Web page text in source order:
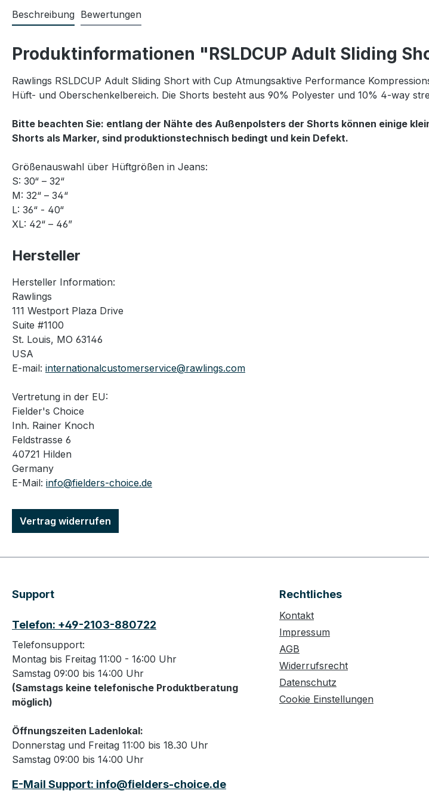
Beschreibung Bewertungen
Produktinformationen "RSLDCUP Adult Sliding
Rawlings RSLDCUP Adult Sliding Short with Cup Atmungsaktive Performance
Hüft- und Oberschenkelbereich. Die Shorts besteht aus 90% Polyester und 10% 4-way
Bitte beachten Sie: entlang der Nähte des Außenpolsters der Shorts können einige
Shorts als Marker, sind produktionstechnisch bedingt und kein Defekt.
Größenauswahl über Hüftgrößen in Jeans:
S: 30“ – 32“
M: 32“ – 34“
L: 36“ - 40“
XL: 42“ – 46”
Hersteller
Hersteller Information:
Rawlings
111 Westport Plaza Drive
Suite #1100
St. Louis, MO 63146
USA
E-mail: internationalcustomerservice@rawlings.com
Vertretung in der EU:
Fielder's Choice
Inh. Rainer Knoch
Feldstrasse 6
40721 Hilden
Germany
E-Mail: info@fielders-choice.de
Vertrag widerrufen
Support
Telefon: +49-2103-880722
Telefonsupport:
Montag bis Freitag 11:00 - 16:00 Uhr
Samstag 09:00 bis 14:00 Uhr
(Samstags keine telefonische Produktberatung
möglich)
Öffnungszeiten Ladenlokal:
Donnerstag und Freitag 11:00 bis 18.30 Uhr
Samstag 09:00 bis 14:00 Uhr
E-Mail Support: info@fielders-choice.de
Rechtliches
Kontakt
Impressum
AGB
Widerrufsrecht
Datenschutz
Cookie Einstellungen